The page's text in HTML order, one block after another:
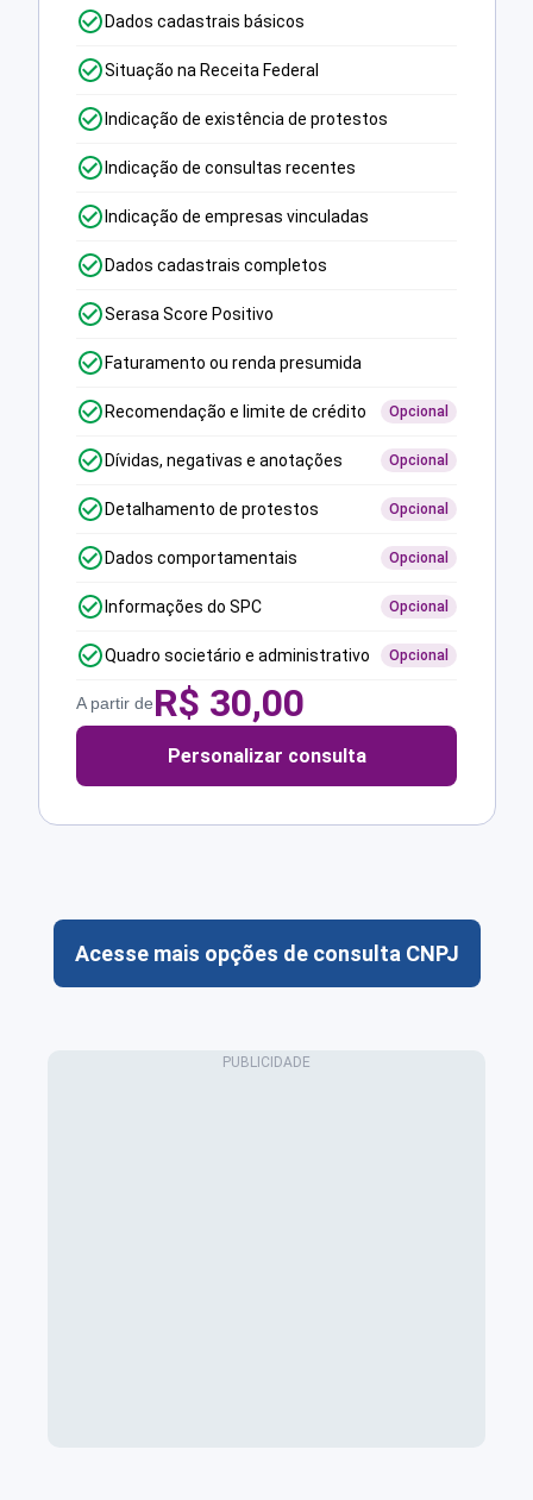
Dados cadastrais básicos
Situação na Receita Federal
Indicação de existência de protestos
Indicação de consultas recentes
Indicação de empresas vinculadas
Dados cadastrais completos
Serasa Score Positivo
Faturamento ou renda presumida
Recomendação e limite de crédito Opcional
Dívidas, negativas e anotações Opcional
Detalhamento de protestos Opcional
Dados comportamentais Opcional
Informações do SPC Opcional
Quadro societário e administrativo Opcional
A partir deR$ 30,00
Personalizar consulta
Acesse mais opções de consulta CNPJ